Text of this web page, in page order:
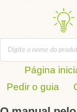
Página
Pedir o guia